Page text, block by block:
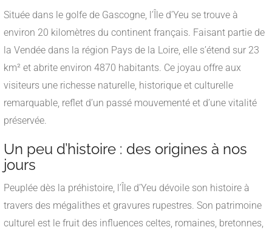
Située dans le golfe de Gascogne, l’Île d’Yeu se trouve à
environ 20 kilomètres du continent français. Faisant partie de
la Vendée dans la région Pays de la Loire, elle s’étend sur 23
km² et abrite environ 4870 habitants. Ce joyau offre aux
visiteurs une richesse naturelle, historique et culturelle
remarquable, reflet d’un passé mouvementé et d’une vitalité
préservée.
Un peu d’histoire : des origines à nos
jours
Peuplée dès la préhistoire, l’Île d’Yeu dévoile son histoire à
travers des mégalithes et gravures rupestres. Son patrimoine
culturel est le fruit des influences celtes, romaines, bretonnes,